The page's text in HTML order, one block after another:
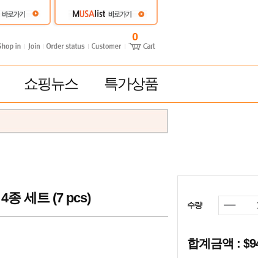
0
쇼핑뉴스 특가상품
종 세트 (7 pcs) 수량
합계금액 : $